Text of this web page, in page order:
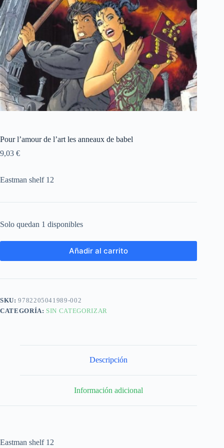
Pour l’amour de l’art les anneaux de babel
9,03 €
Eastman shelf 12
Solo quedan 1 disponibles
Añadir al carrito
SKU:9782205041989-002
CATEGORÍA: SIN CATEGORIZAR
Descripción
Información adicional
Eastman shelf 12